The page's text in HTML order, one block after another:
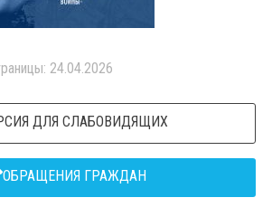
24.04.2026
ДЛЯ СЛАБОВИДЯЩИХ
ОБРАЩЕНИЯ ГРАЖДАН